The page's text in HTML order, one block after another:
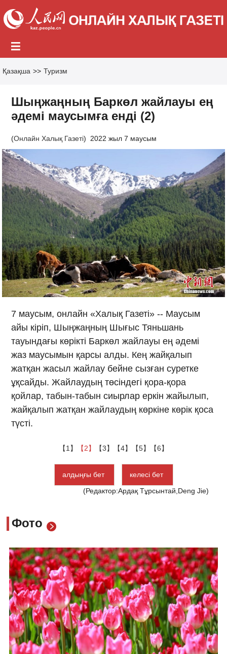
Қазақша >> Туризм
Шыңжаңның Баркөл жайлауы ең
әдемі маусымға енді (2)
(Онлайн Халық Газеті) 2022 жыл 7 маусым
7 маусым, онлайн «Халық Газеті» -- Маусым
айы кіріп, Шыңжаңның Шығыс Тяньшань
тауындағы көрікті Баркөл жайлауы ең әдемі
жаз маусымын қарсы алды. Кең жайқалып
жатқан жасыл жайлау бейне сызған суретке
ұқсайды. Жайлаудың төсіндегі қора-қора
қойлар, табын-табын сиырлар еркін жайылып,
жайқалып жатқан жайлаудың көркіне көрік қоса
түсті.
【1】 【2】 【3】 【4】 【5】 【6】
алдыңғы бет
келесі бет
(Редактор:Ардақ Тұрсынтай,Deng Jie)
Фото